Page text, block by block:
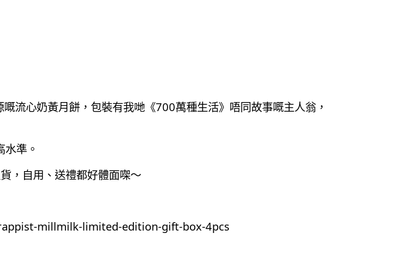
流心奶黃月餅，包裝有我哋《700萬種生活》唔同故事嘅主人翁，
準。
，自用、送禮都好體面㗎～
millmilk-limited-edition-gift-box-4pcs